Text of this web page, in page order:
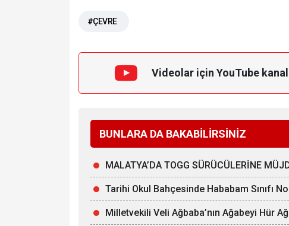
#ÇEVRE
Videolar için YouTube
BUNLARA DA BAKABİLİRSİNİZ
MALATYA’DA TOGG SÜRÜCÜLERİNE
Tarihi Okul Bahçesinde Hababam Sınıfı
Milletvekili Veli Ağbaba’nın Ağabeyi Hür